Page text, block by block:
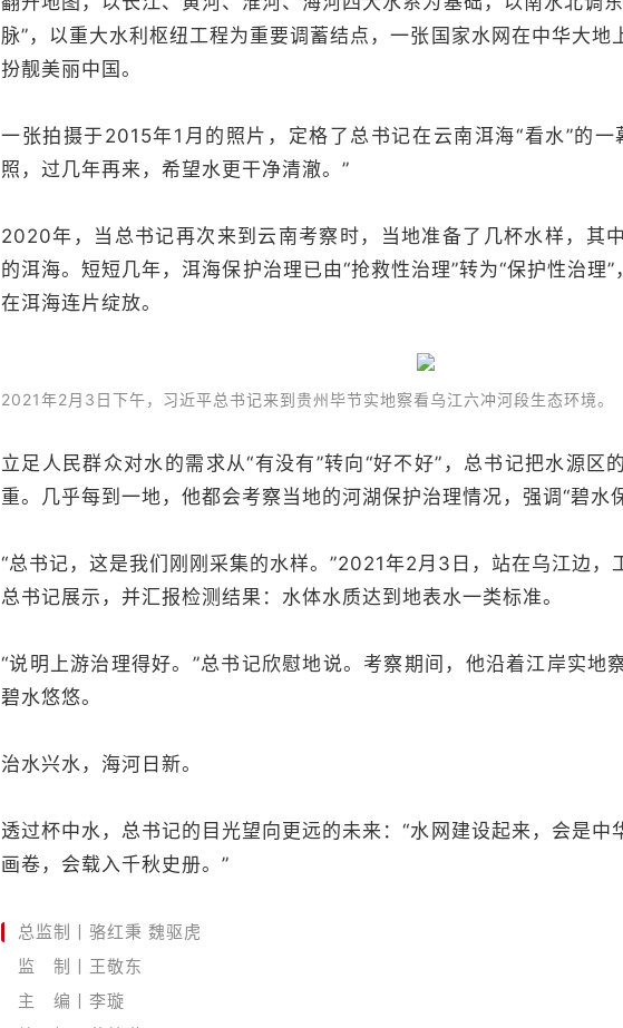
脉”，以重大水利枢纽工程为重要调蓄结点，一张国家水网在中华大地
扮靓美丽中国。
一张拍摄于2015年1月的照片，定格了总书记在云南洱海“看水”的
照，过几年再来，希望水更干净清澈。”
2020年，当总书记再次来到云南考察时，当地准备了几杯水样，其
的洱海。短短几年，洱海保护治理已由“抢救性治理”转为“保护性治理
在洱海连片绽放。
2021年2月3日下午，习近平总书记来到贵州毕节实地察看乌江六冲河段生态环境。
立足人民群众对水的需求从“有没有”转向“好不好”，总书记把水源区
重。几乎每到一地，他都会考察当地的河湖保护治理情况，强调“碧水保
“总书记，这是我们刚刚采集的水样。”2021年2月3日，站在乌江边，
总书记展示，并汇报检测结果：水体水质达到地表水一类标准。
“说明上游治理得好。”总书记欣慰地说。考察期间，他沿着江岸实地
碧水悠悠。
治水兴水，海河日新。
透过杯中水，总书记的目光望向更远的未来：“水网建设起来，会是中
画卷，会载入千秋史册。”
总监制丨骆红秉 魏驱虎
监 制丨王敬东
主 编丨李璇